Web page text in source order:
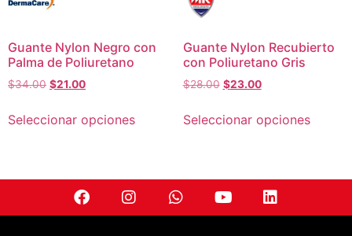
Guante Nylon Negro con
Palma de Poliuretano
$34.00 $21.00
Seleccionar opciones
Guante Nylon Recubierto
con Poliuretano Gris
$28.00 $23.00
Seleccionar opciones